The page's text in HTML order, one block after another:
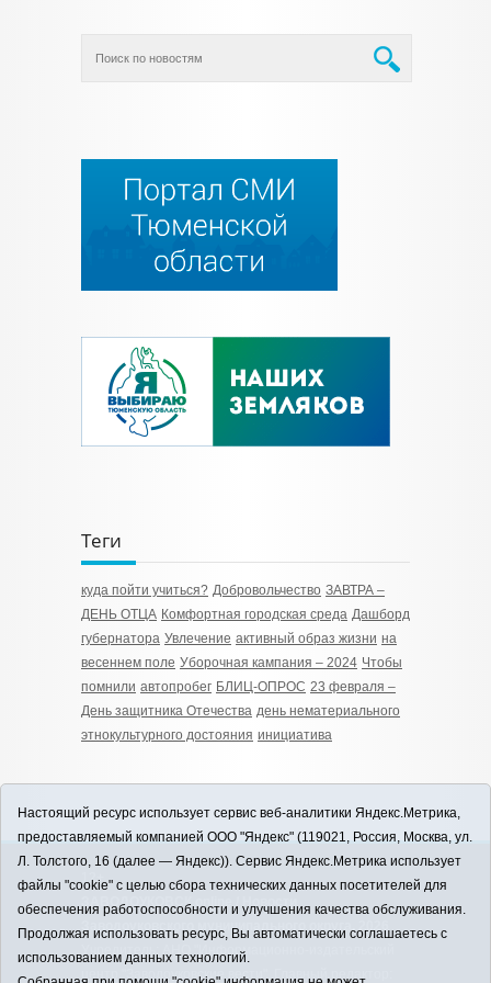
Теги
куда пойти учиться? Добровольчество ЗАВТРА –
ДЕНЬ ОТЦА Комфортная городская среда Дашборд
губернатора Увлечение активный образ жизни на
весеннем поле Уборочная кампания – 2024 Чтобы
помнили автопробег БЛИЦ-ОПРОС 23 февраля –
День защитника Отечества день нематериального
этнокультурного достояния инициатива
12+
ЗАВОДОУКОВСК online / Новости
Заводоуковского муниципального округа, 2026
Учредитель: АНО "Информационно-издательский
центр "Заводоуковские вести". Главный редактор:
Настоящий ресурс использует сервис веб-аналитики Яндекс.Метрика,
предоставляемый компанией ООО "Яндекс" (119021, Россия, Москва, ул.
Л. Толстого, 16 (далее — Яндекс)). Сервис Яндекс.Метрика использует
файлы "cookie" с целью сбора технических данных посетителей для
обеспечения работоспособности и улучшения качества обслуживания.
Продолжая использовать ресурс, Вы автоматически соглашаетесь с
использованием данных технологий.